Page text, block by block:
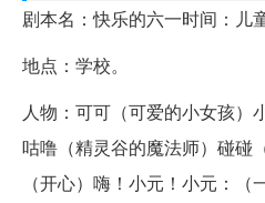
剧本名：快乐的六一时间：儿
地点：学校。
人物：可可（可爱的小女孩）
咕噜（精灵谷的魔法师）碰碰
（开心）嗨！小元！小元：